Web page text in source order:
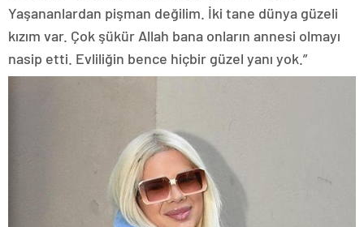
Yaşananlardan pişman değilim. İki tane dünya güzeli
kızım var. Çok şükür Allah bana onların annesi olmayı
nasip etti. Evliliğin bence hiçbir güzel yanı yok.”